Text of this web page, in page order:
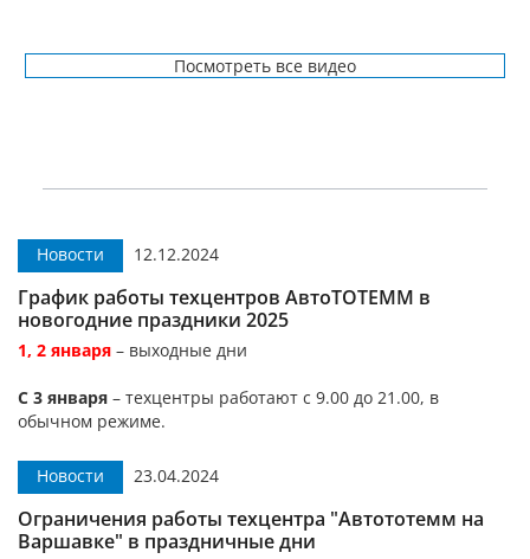
Посмотреть все видео
Новости 12.12.2024
График работы техцентров АвтоТОТЕММ в
новогодние праздники 2025
1, 2 января – выходные дни
С 3 января – техцентры работают с 9.00 до 21.00, в
обычном режиме.
Новости 23.04.2024
Ограничения работы техцентра "Автототемм на
Варшавке" в праздничные дни